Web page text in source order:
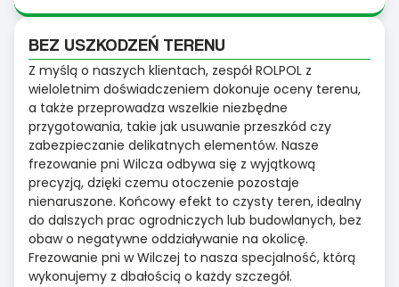
BEZ USZKODZEŃ TERENU
Z myślą o naszych klientach, zespół ROLPOL z
wieloletnim doświadczeniem dokonuje oceny terenu,
a także przeprowadza wszelkie niezbędne
przygotowania, takie jak usuwanie przeszkód czy
zabezpieczanie delikatnych elementów. Nasze
frezowanie pni Wilcza odbywa się z wyjątkową
precyzją, dzięki czemu otoczenie pozostaje
nienaruszone. Końcowy efekt to czysty teren, idealny
do dalszych prac ogrodniczych lub budowlanych, bez
obaw o negatywne oddziaływanie na okolicę.
Frezowanie pni w Wilczej to nasza specjalność, którą
wykonujemy z dbałością o każdy szczegół.